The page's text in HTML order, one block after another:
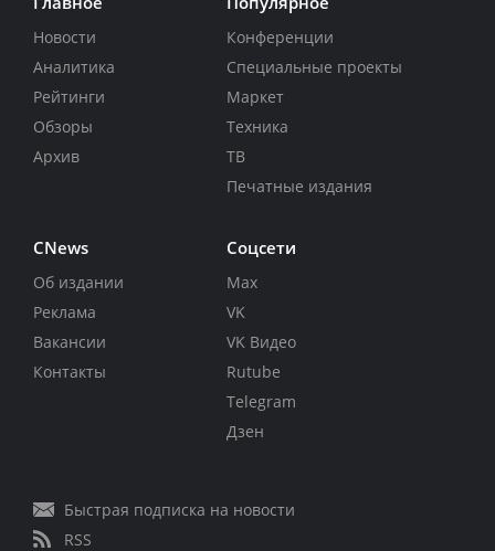
Новости
Аналитика
Рейтинги
Обзоры
Архив
Конференции
Специальные проекты
Маркет
Техника
ТВ
Печатные издания
CNews
Об издании
Реклама
Вакансии
Контакты
Соцсети
Max
VK
VK Видео
Rutube
Telegram
Дзен
Быстрая подписка на новости
RSS